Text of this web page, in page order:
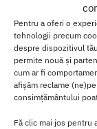
Pentru a oferi o
tehnologii precum
despre dispozitivul
permite nouă și
cum ar fi
afișăm reclame
consimțământului
Fă clic mai jos pentru
Descriere
Recenzii 0
Kimono Lilu